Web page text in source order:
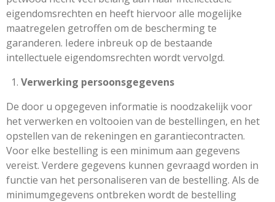
eigendomsrechten en heeft hiervoor alle mogelijke
maatregelen getroffen om de bescherming te
garanderen. Iedere inbreuk op de bestaande
intellectuele eigendomsrechten wordt vervolgd.
Verwerking persoonsgegevens
De door u opgegeven informatie is noodzakelijk voor
het verwerken en voltooien van de bestellingen, en het
opstellen van de rekeningen en garantiecontracten.
Voor elke bestelling is een minimum aan gegevens
vereist. Verdere gegevens kunnen gevraagd worden in
functie van het personaliseren van de bestelling. Als de
minimumgegevens ontbreken wordt de bestelling